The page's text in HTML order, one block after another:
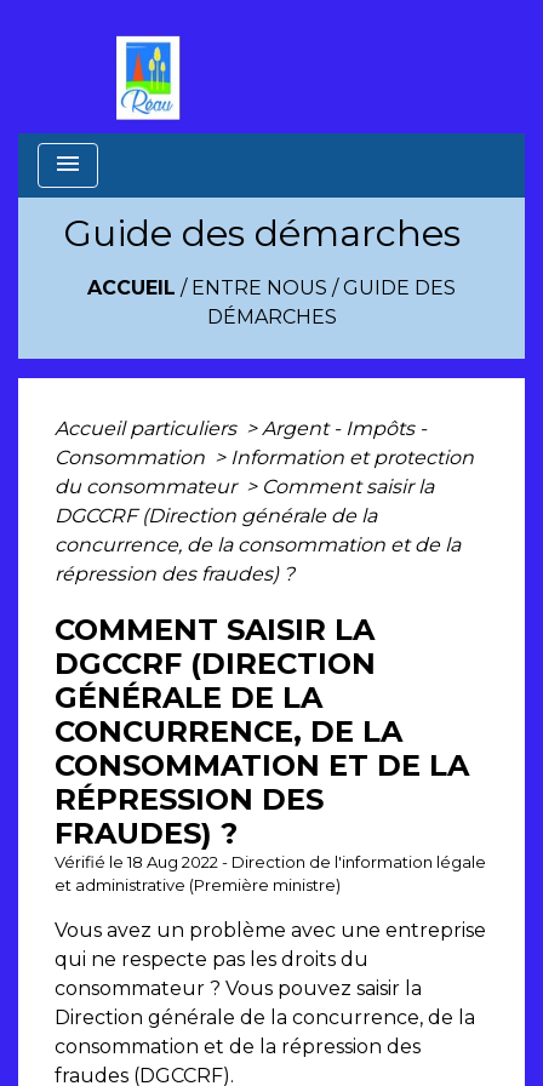
menu
Guide des démarches
ACCUEIL / ENTRE NOUS /GUIDE DES
DÉMARCHES
Accueil particuliers > Argent - Impôts -
Consommation > Information et protection
du consommateur > Comment saisir la
DGCCRF (Direction générale de la
concurrence, de la consommation et de la
répression des fraudes) ?
COMMENT SAISIR LA
DGCCRF (DIRECTION
GÉNÉRALE DE LA
CONCURRENCE, DE LA
CONSOMMATION ET DE LA
RÉPRESSION DES
FRAUDES) ?
Vérifié le 18 Aug 2022 - Direction de l'information légale
et administrative (Première ministre)
Vous avez un problème avec une entreprise
qui ne respecte pas les droits du
consommateur ? Vous pouvez saisir la
Direction générale de la concurrence, de la
consommation et de la répression des
fraudes (DGCCRF).